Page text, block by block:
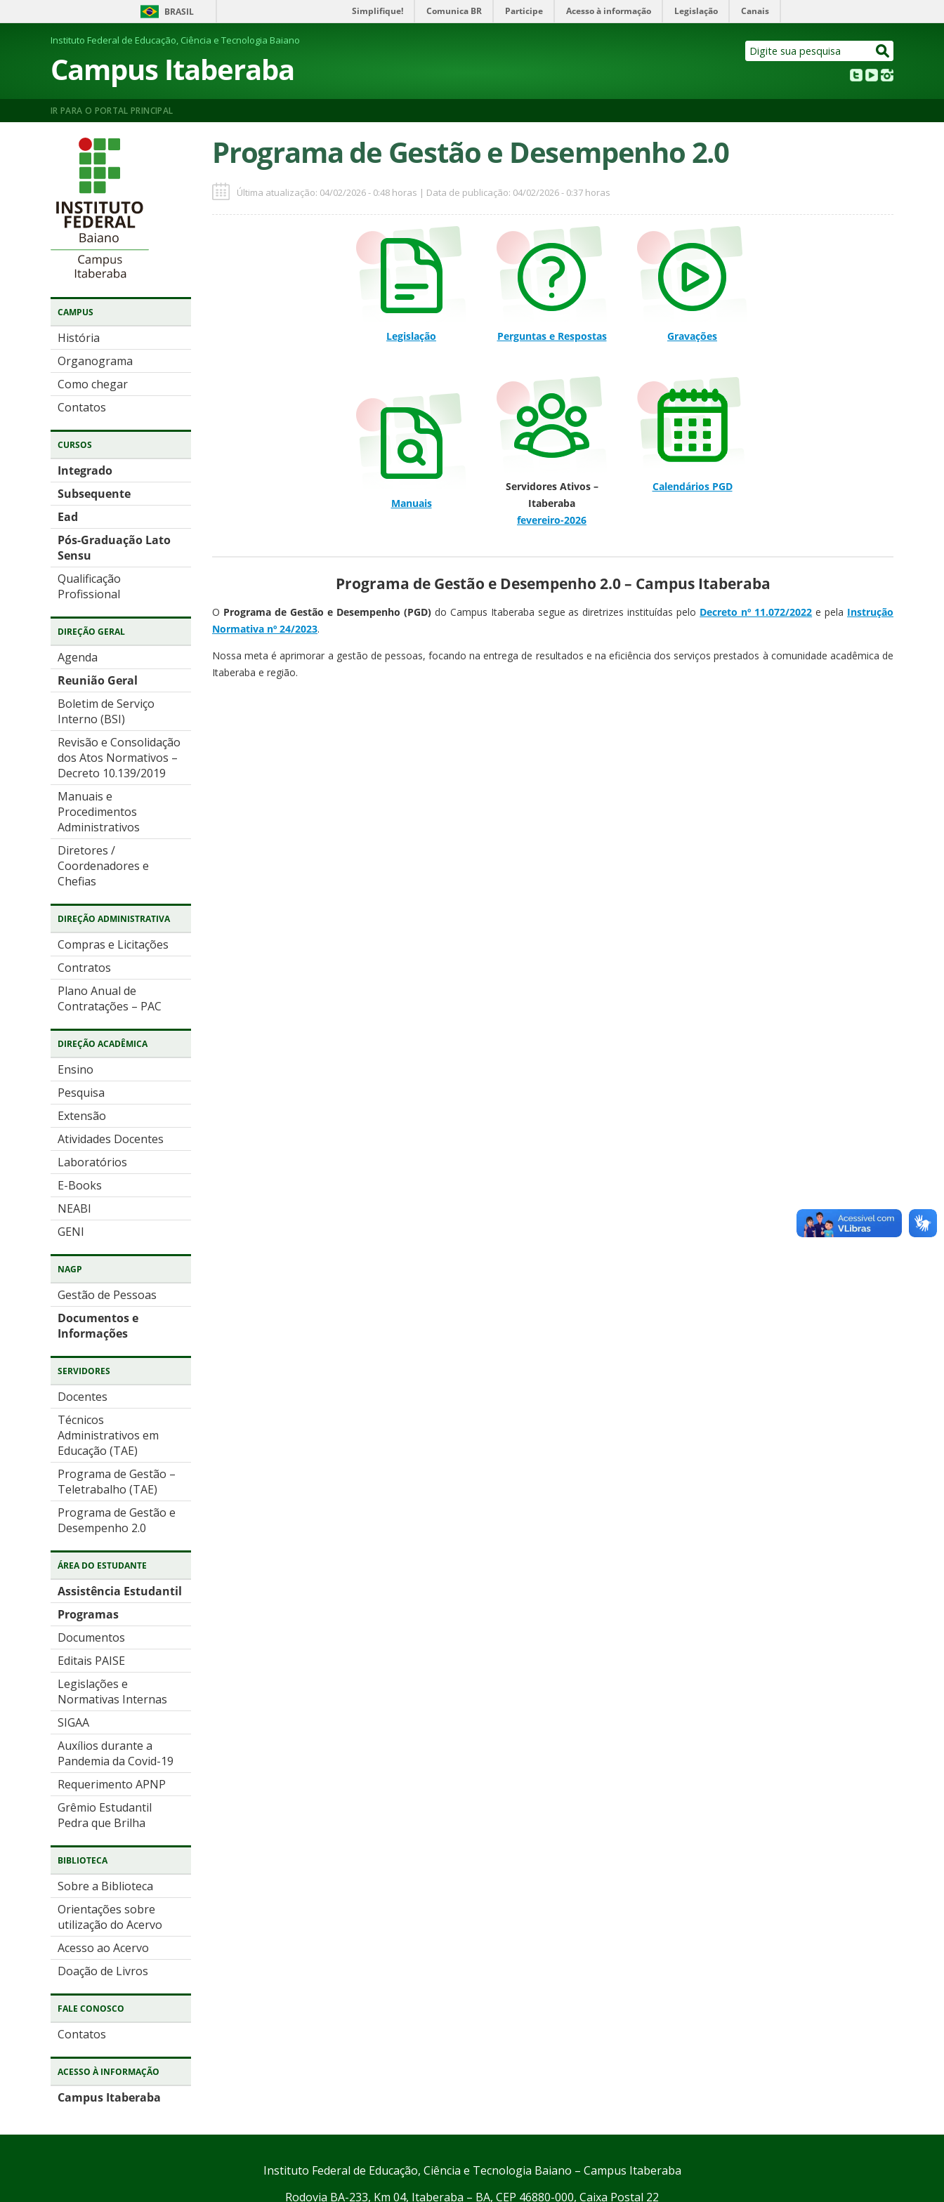
BRASIL Simplifique! Comunica BR Participe Acesso à informação Legislação Canais
Instituto Federal de Educação, Ciência e Tecnologia Baiano
Campus Itaberaba
IR PARA O PORTAL PRINCIPAL
CAMPUS
História
Organograma
Como chegar
Contatos
CURSOS
Integrado
Subsequente
Ead
Pós-Graduação Lato
Sensu
Qualificação
Profissional
DIREÇÃO GERAL
Agenda
Reunião Geral
Boletim de Serviço
Interno (BSI)
Revisão e Consolidação
dos Atos Normativos –
Decreto 10.139/2019
Manuais e
Procedimentos
Administrativos
Diretores /
Coordenadores e
Chefias
DIREÇÃO ADMINISTRATIVA
Compras e Licitações
Contratos
Plano Anual de
Contratações – PAC
DIREÇÃO ACADÊMICA
Ensino
Pesquisa
Extensão
Atividades Docentes
Laboratórios
E-Books
NEABI
GENI
NAGP
Gestão de Pessoas
Documentos e
Informações
SERVIDORES
Docentes
Técnicos
Administrativos em
Educação (TAE)
Programa de Gestão –
Teletrabalho (TAE)
Programa de Gestão e
Desempenho 2.0
ÁREA DO ESTUDANTE
Assistência Estudantil
Programas
Documentos
Editais PAISE
Legislações e
Normativas Internas
SIGAA
Auxílios durante a
Pandemia da Covid-19
Requerimento APNP
Grêmio Estudantil
Pedra que Brilha
BIBLIOTECA
Sobre a Biblioteca
Orientações sobre
utilização do Acervo
Acesso ao Acervo
Doação de Livros
FALE CONOSCO
Contatos
ACESSO À INFORMAÇÃO
Campus Itaberaba
Programa de Gestão e Desempenho 2.0
Última atualização: 04/02/2026 - 0:48 horas | Data de publicação: 04/02/2026 - 0:37 horas
Legislação Perguntas e Respostas Gravações
Manuais
Servidores Ativos –
Itaberaba
fevereiro-2026
Calendários PGD
Programa de Gestão e Desempenho 2.0 – Campus Itaberaba
O Programa de Gestão e Desempenho (PGD)do Campus Itaberaba segue as diretrizes instituídas pelo Decreto nº 11.072/2022 e pela Instrução
Normativa nº 24/2023.
Nossa meta é aprimorar a gestão de pessoas, focando na entrega de resultados e na eficiência dos serviços prestados à comunidade acadêmica de
Itaberaba e região.
Instituto Federal de Educação, Ciência e Tecnologia Baiano – Campus Itaberaba
Rodovia BA-233, Km 04, Itaberaba – BA, CEP 46880-000, Caixa Postal 22